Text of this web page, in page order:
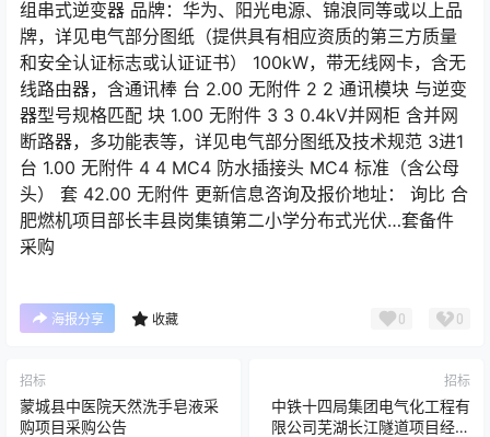
组串式逆变器 品牌：华为、阳光电源、锦浪同等或以上品
牌，详见电气部分图纸（提供具有相应资质的第三方质量
和安全认证标志或认证证书） 100kW，带无线网卡，含无
线路由器，含通讯棒 台 2.00 无附件 2 2 通讯模块 与逆变
器型号规格匹配 块 1.00 无附件 3 3 0.4kV并网柜 含并网
断路器，多功能表等，详见电气部分图纸及技术规范 3进1
台 1.00 无附件 4 4 MC4 防水插接头 MC4 标准（含公母
头） 套 42.00 无附件 更新信息咨询及报价地址： 询比 合
肥燃机项目部长丰县岗集镇第二小学分布式光伏…套备件
采购
海报分享 收藏 0 0
招标
蒙城县中医院天然洗手皂液采
购项目采购公告
招标
中铁十四局集团电气化工程有
限公司芜湖长江隧道项目经理